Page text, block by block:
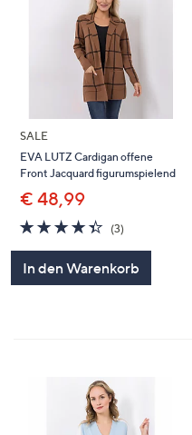
SALE
EVA LUTZ Cardigan offene
Front Jacquard figurumspielend
€ 48,99
4.3
von
(3)3
In den Warenkorb